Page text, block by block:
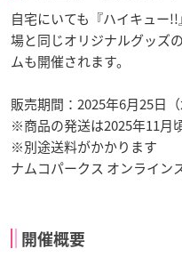
自宅にいても『ハイキュー
場と同じオリジナルグッズ
ムも開催されます。
販売期間：2025年6月25日
※商品の発送は2025年11月
※別途送料がかかります
ナムコパークス オンライン
開催概要